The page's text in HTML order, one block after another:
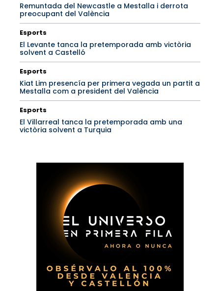
Remuntada del Newcastle a Mestalla i derrota
preocupant del València
Esports
El Levante tanca la pretemporada amb victòria
solvent a Castelló
Esports
Kiat Lim presencía per primera vegada un partit a
Mestalla com a president del València
Esports
El Villarreal tanca la pretemporada amb una
victòria solvent a Turquia